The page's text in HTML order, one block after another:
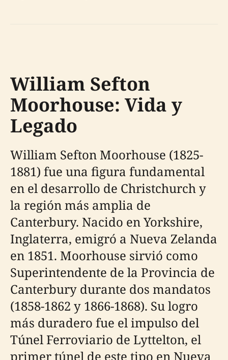
William Sefton
Moorhouse: Vida y
Legado
William Sefton Moorhouse (1825-
1881) fue una figura fundamental
en el desarrollo de Christchurch y
la región más amplia de
Canterbury. Nacido en Yorkshire,
Inglaterra, emigró a Nueva Zelanda
en 1851. Moorhouse sirvió como
Superintendente de la Provincia de
Canterbury durante dos mandatos
(1858-1862 y 1866-1868). Su logro
más duradero fue el impulso del
Túnel Ferroviario de Lyttelton, el
primer túnel de este tipo en Nueva